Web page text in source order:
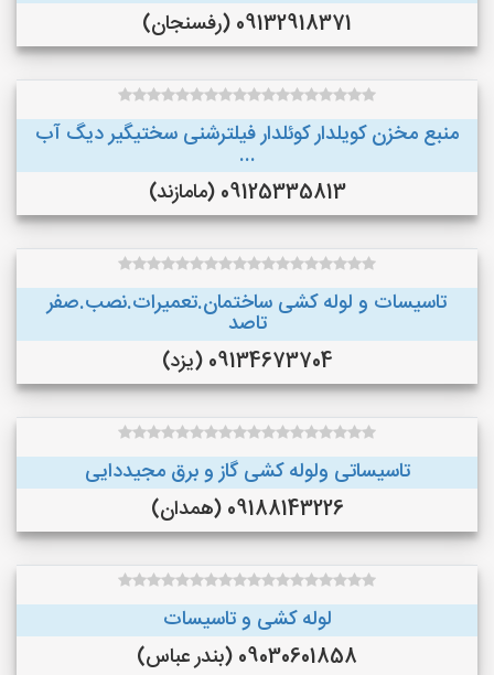
09132918371 (رفسنجان)
منبع مخزن کویلدار کوئلدار فیلترشنی سختیگیر دیگ آب
...
09125335813 (مامازند)
تاسیسات و لوله کشی ساختمان.تعمیرات.نصب.صفر
تاصد
09134673704 (یزد)
تاسیساتی ولوله کشی گاز و برق مجیددایی
09188143226 (همدان)
لوله کشی و تاسیسات
09030601858 (بندر عباس)